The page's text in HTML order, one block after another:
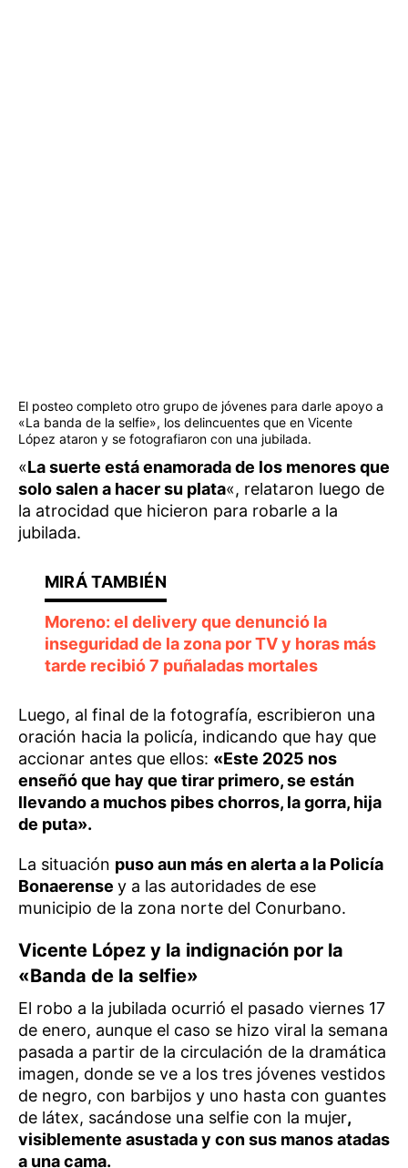
El posteo completo otro grupo de jóvenes para darle apoyo a
«La banda de la selfie», los delincuentes que en Vicente
López ataron y se fotografiaron con una jubilada.
«La suerte está enamorada de los menores que
solo salen a hacer su plata«, relataron luego de
la atrocidad que hicieron para robarle a la
jubilada.
Moreno: el delivery que denunció la
inseguridad de la zona por TV y horas más
tarde recibió 7 puñaladas mortales
Luego, al final de la fotografía, escribieron una
oración hacia la policía, indicando que hay que
accionar antes que ellos: «Este 2025 nos
enseñó que hay que tirar primero, se están
llevando a muchos pibes chorros, la gorra, hija
de puta».
La situación puso aun más en alerta a la Policía
Bonaerense y a las autoridades de ese
municipio de la zona norte del Conurbano.
Vicente López y la indignación por la
«Banda de la selfie»
El robo a la jubilada ocurrió el pasado viernes 17
de enero, aunque el caso se hizo viral la semana
pasada a partir de la circulación de la dramática
imagen, donde se ve a los tres jóvenes vestidos
de negro, con barbijos y uno hasta con guantes
de látex, sacándose una selfie con la mujer,
visiblemente asustada y con sus manos atadas
a una cama.